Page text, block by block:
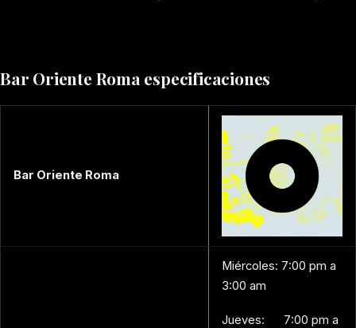
Bar Oriente Roma especificaciones
Bar Oriente Roma
Miércoles: 7:00 pm a
3:00 am
Jueves: 7:00 pm a